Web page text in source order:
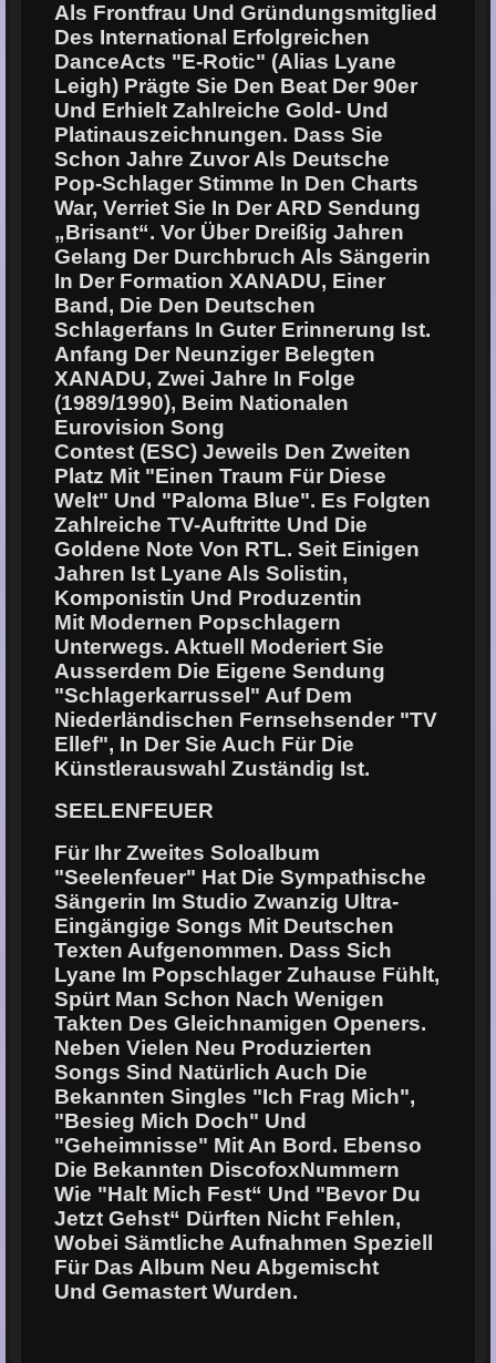
Als Frontfrau Und Gründungsmitglied
Des International Erfolgreichen
DanceActs "E-Rotic" (alias Lyane
Leigh) Prägte Sie Den Beat Der 90er
Und Erhielt Zahlreiche Gold- Und
Platinauszeichnungen. Dass Sie
Schon Jahre Zuvor Als Deutsche
Pop-Schlager Stimme In Den Charts
War, Verriet Sie In Der ARD Sendung
„Brisant“. Vor Über Dreißig Jahren
Gelang Der Durchbruch Als Sängerin
In Der Formation XANADU, Einer
Band, Die Den Deutschen
Schlagerfans In Guter Erinnerung Ist.
Anfang Der Neunziger Belegten
XANADU, Zwei Jahre In Folge
(1989/1990), Beim Nationalen
Eurovision Song
Contest (ESC) Jeweils Den Zweiten
Platz Mit "Einen Traum Für Diese
Welt" Und "Paloma Blue". Es Folgten
Zahlreiche TV-Auftritte Und Die
Goldene Note Von RTL. Seit Einigen
Jahren Ist Lyane Als Solistin,
Komponistin Und Produzentin
Mit Modernen Popschlagern
Unterwegs. Aktuell Moderiert Sie
Ausserdem Die Eigene Sendung
"Schlagerkarrussel" Auf Dem
Niederländischen Fernsehsender "TV
Ellef", In Der Sie Auch Für Die
Künstlerauswahl Zuständig Ist.
SEELENFEUER
Für Ihr Zweites Soloalbum
"Seelenfeuer" Hat Die Sympathische
Sängerin Im Studio Zwanzig Ultra-
Eingängige Songs Mit Deutschen
Texten Aufgenommen. Dass Sich
Lyane Im Popschlager Zuhause Fühlt,
Spürt Man Schon Nach Wenigen
Takten Des Gleichnamigen Openers.
Neben Vielen Neu Produzierten
Songs Sind Natürlich Auch Die
Bekannten Singles "Ich Frag Mich",
"Besieg Mich Doch" Und
"Geheimnisse" Mit An Bord. Ebenso
Die Bekannten DiscofoxNummern
Wie "Halt Mich Fest“ Und "Bevor Du
Jetzt Gehst“ Dürften Nicht Fehlen,
Wobei Sämtliche Aufnahmen Speziell
Für Das Album Neu Abgemischt
Und Gemastert Wurden.